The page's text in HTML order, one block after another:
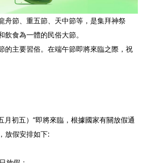
舟節、重五節、天中節等，是集拜神祭
食為一體的民俗大節。
的主要習俗。在端午節即將來臨之際，祝
月初五）”即將來臨，根據國家有關放假通
放假安排如下: